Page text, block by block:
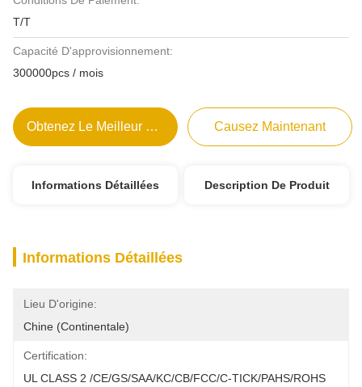
T/T
Capacité D'approvisionnement:
300000pcs / mois
Obtenez Le Meilleur Prix Causez Maintenant
Informations Détaillées Description De Produit
Informations Détaillées
Lieu D'origine:
Chine (continentale)
Certification:
UL CLASS 2 /CE/GS/SAA/KC/CB/FCC/C-TICK/PAHS/ROHS